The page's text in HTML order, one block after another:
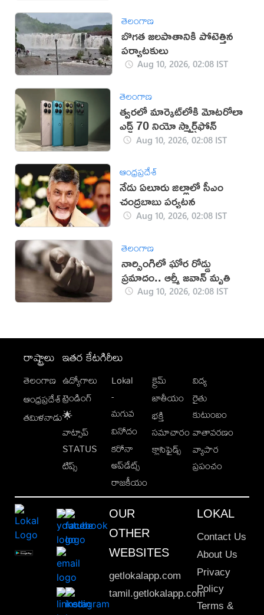
తెలంగాణ
బొగత జలపాతానికి పోటెత్తిన
పర్యాటకులు
Aug 10, 2026, 02:08 IST
తెలంగాణ
త్వరలో మార్కెట్‌లోకి మోటరోలా
ఎడ్జ్ 70 నియో స్మార్ట్‌ఫోన్
Aug 10, 2026, 02:08 IST
ఆంధ్రప్రదేశ్
నేడు ఏలూరు జిల్లాలో సీఎం
చంద్రబాబు పర్యటన
Aug 10, 2026, 02:08 IST
తెలంగాణ
నార్సింగిలో ఘోర రోడ్డు
ప్రమాదం.. ఆర్మీ జవాన్ మృతి
Aug 10, 2026, 02:08 IST
రాష్ట్రాలు
తెలంగాణ
ఆంధ్రప్రదేశ్
తమిళనాడు
ఇతర కేటగిరీలు
ఉద్యోగాలు
ట్రెండింగ్
🌟
వాట్సాప్
STATUS
టిప్స్
Lokal
-
మగువ
వినోదం
కరోనా
అప్‌డేట్స్
రాజకీయం
క్రైమ్
జాతీయం
భక్తి
సమాచారం
క్లాసిఫైడ్స్
విద్య
రైతు
కుటుంబం
వాతావరణం
వ్యాపార
ప్రపంచం
OUR
OTHER
WEBSITES
getlokalapp.com
tamil.getlokalapp.com
LOKAL
Contact Us
About Us
Privacy
Policy
Terms &